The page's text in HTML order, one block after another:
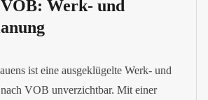
Werk- und
ist eine ausgeklügelte Werk- und
VOB unverzichtbar. Mit einer